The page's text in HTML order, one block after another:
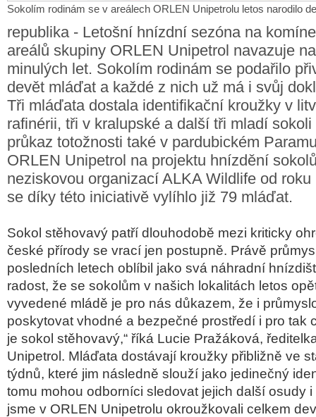
Sokolím rodinám se v areálech ORLEN Unipetrolu letos narodilo
republika - Letošní hnízdní sezóna na
areálů skupiny ORLEN Unipetrol navazuje
minulých let. Sokolím rodinám se podařilo
devět mláďat a každé z nich už má i svůj
Tři mláďata dostala identifikační kroužky v
rafinérii, tři v kralupské a další tři mladí
průkaz totožnosti také v pardubickém
ORLEN Unipetrol na projektu hnízdění
neziskovou organizací ALKA Wildlife od roku
se díky této iniciativě vylíhlo již 79 mláďat.
Sokol stěhovavý patří dlouhodobě mezi kriticky
české přírody se vrací jen postupně. Právě
posledních letech oblíbil jako svá náhradní
radost, že se sokolům v našich lokalitách letos
vyvedené mládě je pro nás důkazem, že i
poskytovat vhodné a bezpečné prostředí i pro tak
je sokol stěhovavý,“ říká Lucie Pražáková,
Unipetrol. Mláďata dostávají kroužky přibližně ve
týdnů, které jim následně slouží jako jedinečný
tomu mohou odborníci sledovat jejich další osudy i
jsme v ORLEN Unipetrolu okroužkovali celkem